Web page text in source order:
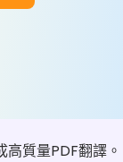
質量PDF翻譯。